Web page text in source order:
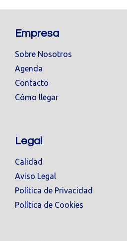
Empresa
Sobre Nosotros
Agenda
Contacto
Cómo llegar
Legal
Calidad
Aviso Legal
Política de Privacidad
Política de Cookies